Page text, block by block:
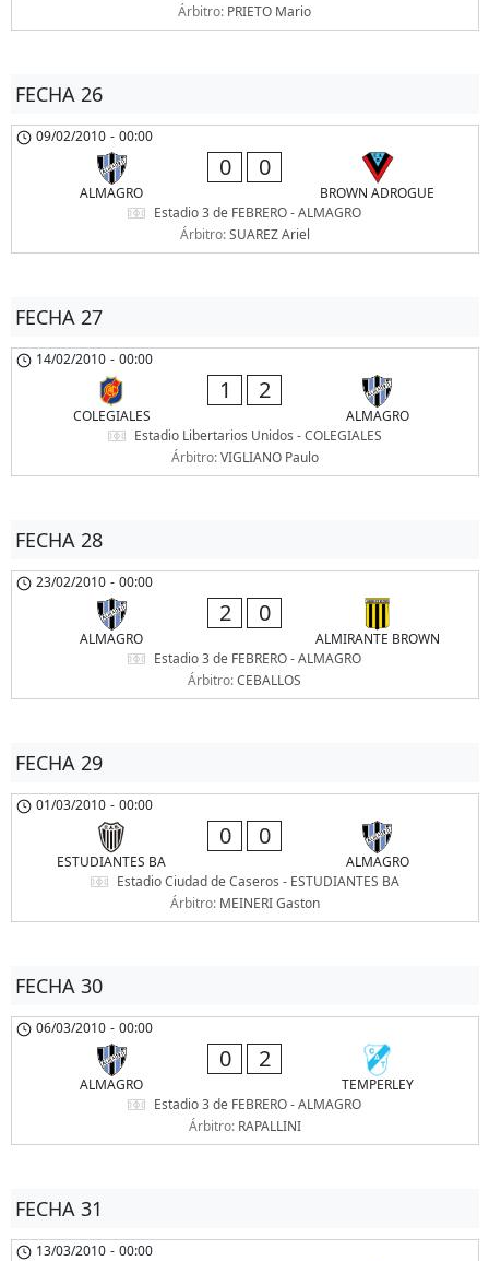
Árbitro: PRIETO Mario
FECHA 26
09/02/2010 - 00:00
ALMAGRO
0 0
BROWN ADROGUE
Estadio 3 de FEBRERO - ALMAGRO
Árbitro:SUAREZ Ariel
FECHA 27
14/02/2010 - 00:00
COLEGIALES
1 2
ALMAGRO
Estadio Libertarios Unidos - COLEGIALES
Árbitro:VIGLIANO Paulo
FECHA 28
23/02/2010 - 00:00
ALMAGRO
2 0
ALMIRANTE BROWN
Estadio 3 de FEBRERO - ALMAGRO
Árbitro:CEBALLOS
FECHA 29
01/03/2010 - 00:00
ESTUDIANTES BA
0 0
ALMAGRO
Estadio Ciudad de Caseros - ESTUDIANTES BA
Árbitro: MEINERI Gaston
FECHA 30
06/03/2010 - 00:00
ALMAGRO
0 2
TEMPERLEY
Estadio 3 de FEBRERO - ALMAGRO
Árbitro: RAPALLINI
FECHA 31
13/03/2010 - 00:00